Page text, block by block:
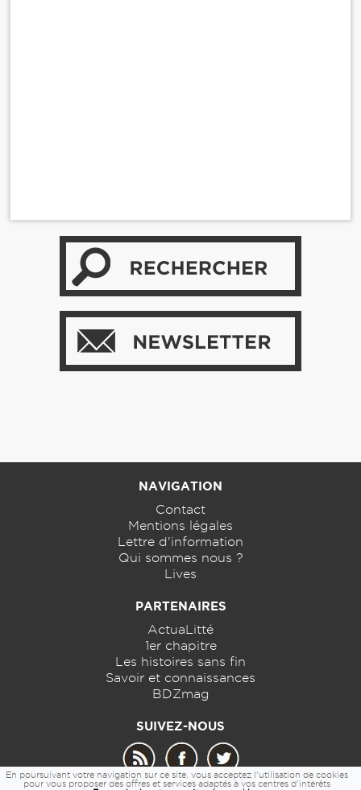
NAVIGATION
Contact
Mentions légales
Lettre d'information
Qui sommes nous ?
Lives
PARTENAIRES
ActuaLitté
1er chapitre
Les histoires sans fin
Savoir et connaissances
BDZmag
SUIVEZ-NOUS
En poursuivant votre navigation sur ce site, vous acceptez l'utilisation de cookies
pour vous proposer des offres et services adaptés à vos centres d'intérêts